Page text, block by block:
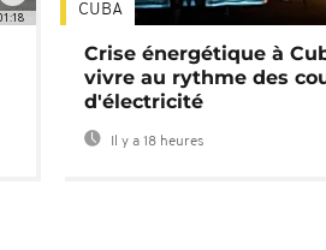
CUBA
Crise énergétique à
vivre au rythme des
d'électricité
Il y a 18 heures